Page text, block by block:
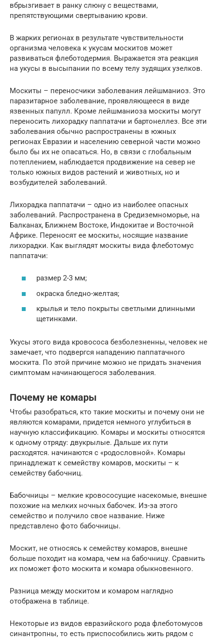
вбрызгивает в ранку слюну с веществами,
препятствующими свертыванию крови.
В жарких регионах в результате чувствительности
организма человека к укусам москитов может
развиваться флеботодермия. Выражается эта реакция
на укусы в высыпании по всему телу зудящих узелков.
Москиты – переносчики заболевания лейшманиоз. Это
паразитарное заболевание, проявляющееся в виде
язвенных папулл. Кроме лейшманиоза москиты могут
переносить лихорадку паппатачи и бартонеллез. Все эти
заболевания обычно распространены в южных
регионах Евразии и населению северной части можно
было бы их не опасаться. Но, в связи с глобальным
потеплением, наблюдается продвижение на север не
только южных видов растений и животных, но и
возбудителей заболеваний.
Лихорадка паппатачи – одно из наиболее опасных
заболеваний. Распространена в Средиземноморье, на
Балканах, Ближнем Востоке, Индокитае и Восточной
Африке. Переносят ее москиты, носящие название
лихорадки. Как выглядят москиты вида флеботомус
паппатачи:
размер 2-3 мм;
окраска бледно-желтая;
крылья и тело покрыты светлыми длинными
щетинками.
Укусы этого вида кровососа безболезненны, человек не
замечает, что подвергся нападению паппатачного
москита. По этой причине можно не придать значения
симптомам начинающегося заболевания.
Почему не комары
Чтобы разобраться, кто такие москиты и почему они не
являются комарами, придется немного углубиться в
научную классификацию. Комары и москиты относятся
к одному отряду: двукрылые. Дальше их пути
расходятся. начинаются с «родословной». Комары
принадлежат к семейству комаров, москиты – к
семейству бабочниц.
Бабочницы – мелкие кровососущие насекомые, внешне
похожие на мелких ночных бабочек. Из-за этого
семейство и получило свое название. Ниже
представлено фото бабочницы.
Москит, не относясь к семейству комаров, внешне
больше походит на комара, чем на бабочницу. Сравнить
их поможет фото москита и комара обыкновенного.
Разница между москитом и комаром наглядно
отображена в таблице.
Некоторые из видов евразийского рода флеботомусов
синантропны, то есть приспособились жить рядом с